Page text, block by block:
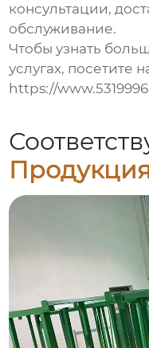
консультации,
обслуживание.
Чтобы узнать
услугах, посетите
https://